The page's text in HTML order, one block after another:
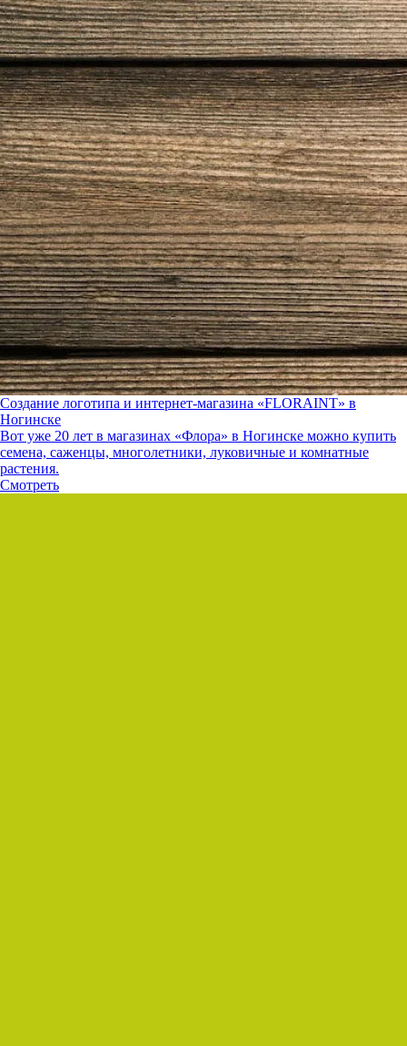
Создание логотипа и интернет-магазина «FLORAINT» в
Ногинске
Вот уже 20 лет в магазинах «Флора» в Ногинске можно купить
семена, саженцы, многолетники, луковичные и комнатные
растения.
Смотреть